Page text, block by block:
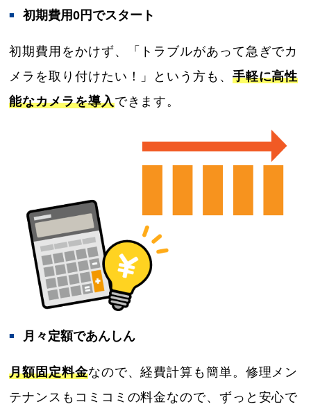
初期費用0円でスタート
初期費用をかけず、「トラブルがあって急ぎでカ
メラを取り付けたい！」という方も、 手軽に高性
能なカメラを導入できます。
月々定額であんしん
月額固定料金なので、経費計算も簡単。修理メン
テナンスもコミコミの料金なので、ずっと安心で